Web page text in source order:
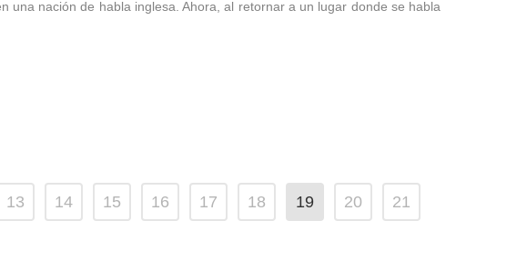
una nación de habla inglesa. Ahora, al retornar a un lugar donde se habla
13 14 15 16 17 18 19 20 21